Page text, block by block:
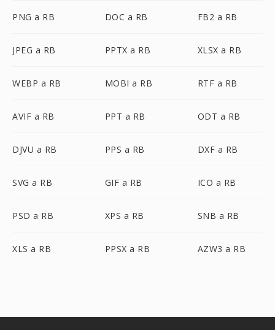
PNG a RB DOC a RB FB2 a RB
JPEG a RB PPTX a RB XLSX a RB
WEBP a RB MOBI a RB RTF a RB
AVIF a RB PPT a RB ODT a RB
DJVU a RB PPS a RB DXF a RB
SVG a RB GIF a RB ICO a RB
PSD a RB XPS a RB SNB a RB
XLS a RB PPSX a RB AZW3 a RB